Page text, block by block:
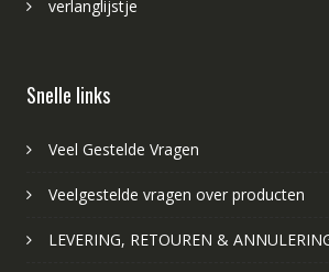
verlanglijstje
Snelle links
Veel Gestelde Vragen
Veelgestelde vragen over producten
LEVERING, RETOUREN &